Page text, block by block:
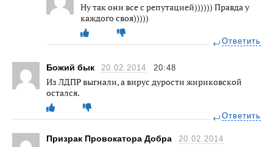
Ну так они все с репутацией)))))) Правда у
каждого своя)))))
Ответить
Божий бык 20.02.2014 20:48
Из ЛДПР выгнали, а вирус дурости жириковской
остался.
Ответить
Призрак Провокатора Добра
20.02.2014